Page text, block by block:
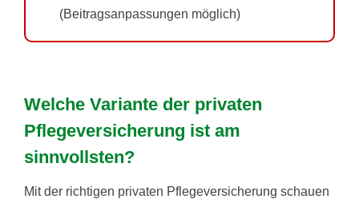
(Beitragsanpassungen möglich)
Welche Variante der privaten
Pflegeversicherung ist am
sinnvollsten?
Mit der richtigen privaten Pflegeversicherung schauen